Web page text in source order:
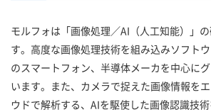
モルフォは「画像処理／AI（人工知能）」
す。高度な画像処理技術を組み込みソフト
のスマートフォン、半導体メーカを中心に
います。また、カメラで捉えた画像情報を
ウドで解析する、AIを駆使した画像認識技